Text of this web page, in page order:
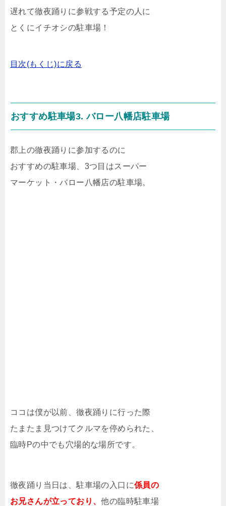
遅れて徹夜踊りに参戦する予定の人に
とくにイチオシの駐車場！
目次(もくじ)に戻る
おすすめ駐車場3. バロー八幡店駐車場
郡上の徹夜踊りに参加するのに
おすすめの駐車場、3つ目はスーパー
マーケット・バロー八幡店の駐車場。
ココは僕が以前、徹夜踊りに行った際
たまたま見つけてクルマを停められた、
臨時Pの中でも穴場的な場所です。
徹夜踊り当日は、駐車場の入口に係員の
お兄さんが立っており、他の臨時駐車場